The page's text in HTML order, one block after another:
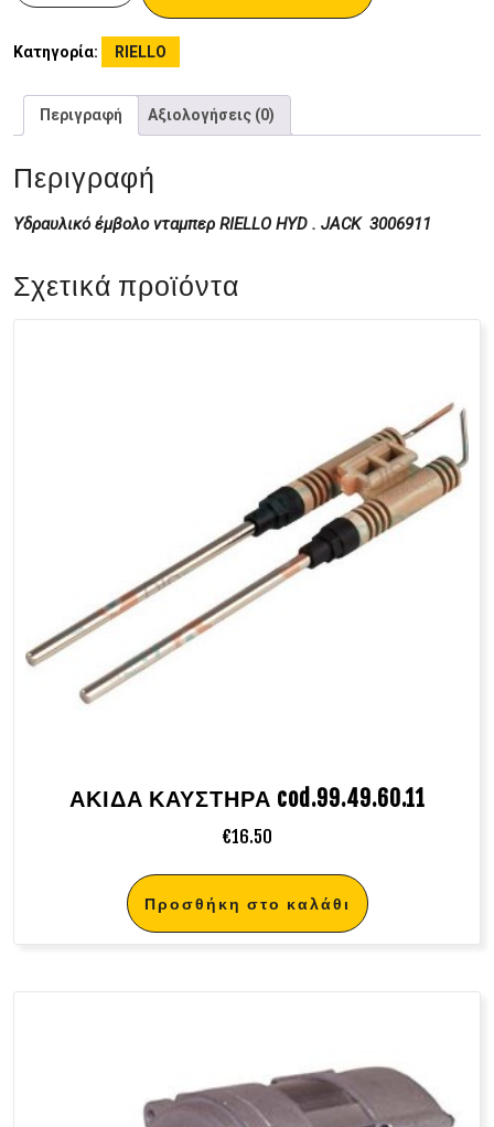
Κατηγορία: RIELLO
Περιγραφή Αξιολογήσεις (0)
Περιγραφή
Υδραυλικό έμβολο νταμπερ RIELLO HYD . JACK 3006911
Σχετικά προϊόντα
ΑΚΙΔΑ ΚΑΥΣΤΗΡΑ cod.99.49.60.11
€16.50
Προσθήκη στο καλάθι